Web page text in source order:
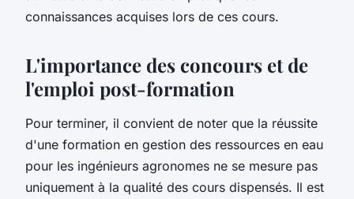
connaissances acquises lors de ces cours.
L'importance des concours et de
l'emploi post-formation
Pour terminer, il convient de noter que la réussite
d'une formation en gestion des ressources en eau
pour les ingénieurs agronomes ne se mesure pas
uniquement à la qualité des cours dispensés. Il est